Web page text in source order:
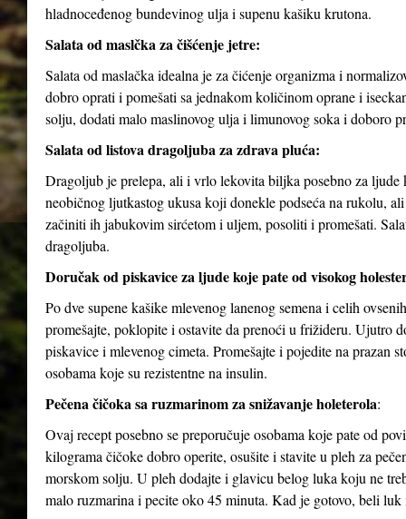
hladnoceđenog bundevinog ulja i supenu kašiku krutona.
Salata od maslčka za čišćenje jetre:
Salata od maslačka idealna je za čićenje organizma i
dobro oprati i pomešati sa jednakom količinom oprane i
solju, dodati malo maslinovog ulja i limunovog soka i doboro
Salata od listova dragoljuba za zdrava pluća:
Dragoljub je prelepa, ali i vrlo lekovita biljka posebno za
neobičnog ljutkastog ukusa koji donekle podseća na rukolu,
začiniti ih jabukovim sirćetom i uljem, posoliti i promešati.
dragoljuba.
Doručak od piskavice za ljude koje pate od visokog
Po dve supene kašike mlevenog lanenog semena i celih
promešajte, poklopite i ostavite da prenoći u frižideru. Ujutro
piskavice i mlevenog cimeta. Promešajte i pojedite na prazan
osobama koje su rezistentne na insulin.
Pečena čičoka sa ruzmarinom za snižavanje holeterola:
Ovaj recept posebno se preporučuje osobama koje pate od
kilograma čičoke dobro operite, osušite i stavite u pleh za
morskom solju. U pleh dodajte i glavicu belog luka koju ne
malo ruzmarina i pecite oko 45 minuta. Kad je gotovo, beli